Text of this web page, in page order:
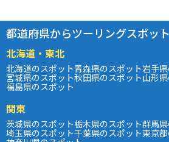
都道府県からツーリングスポッ
北海道・東北
北海道のスポット青森県のスポット岩手
宮城県のスポット秋田県のスポット山形
福島県のスポット
関東
茨城県のスポット栃木県のスポット群馬
埼玉県のスポット千葉県のスポット東京